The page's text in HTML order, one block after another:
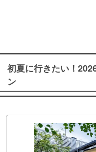
初夏に行きたい！
ン